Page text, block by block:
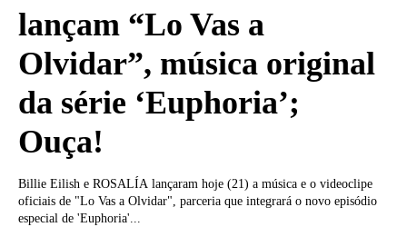
lançam “Lo Vas a
Olvidar”, música original
da série ‘Euphoria’;
Ouça!
Billie Eilish e ROSALÍA lançaram hoje (21) a música e o videoclipe
oficiais de "Lo Vas a Olvidar", parceria que integrará o novo episódio
especial de 'Euphoria'...